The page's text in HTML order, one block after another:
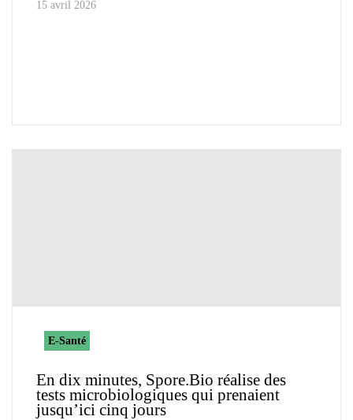
15 avril 2026
E-Santé
En dix minutes, Spore.Bio réalise des
tests microbiologiques qui prenaient
jusqu’ici cinq jours